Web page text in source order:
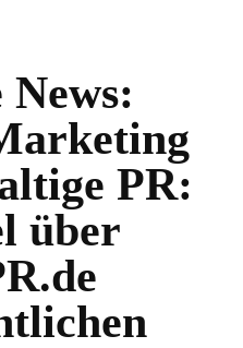
News:
PR:
über